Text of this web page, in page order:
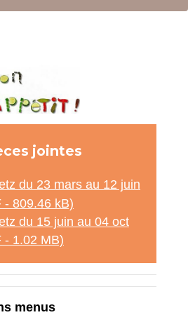
jointes
du 23 mars au 12 juin
- 809.46 kB)
du 15 juin au 04 oct
- 1.02 MB)
menus